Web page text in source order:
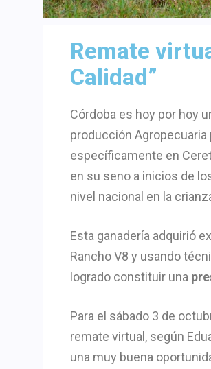
Remate
Calidad”
Córdoba es hoy por hoy
producción Agropecuaria
específicamente en
en su seno a inicios de
nivel nacional en la
Esta ganadería adquirió
Rancho V8 y usando
logrado constituir una
Para el sábado 3 de
remate virtual, según
una muy buena